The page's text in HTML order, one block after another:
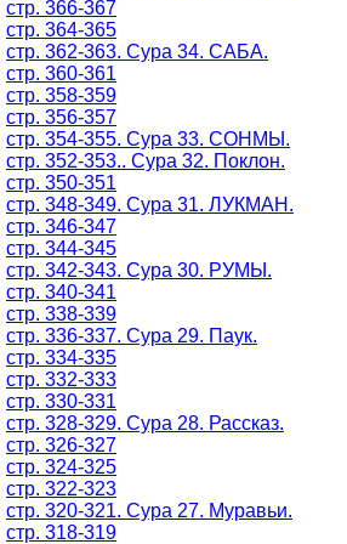
стр. 366-367
стр. 364-365
стр. 362-363. Сура 34. САБА.
стр. 360-361
стр. 358-359
стр. 356-357
стр. 354-355. Сура 33. СОНМЫ.
стр. 352-353.. Сура 32. Поклон.
стр. 350-351
стр. 348-349. Сура 31. ЛУКМАН.
стр. 346-347
стр. 344-345
стр. 342-343. Сура 30. РУМЫ.
стр. 340-341
стр. 338-339
стр. 336-337. Сура 29. Паук.
стр. 334-335
стр. 332-333
стр. 330-331
стр. 328-329. Сура 28. Рассказ.
стр. 326-327
стр. 324-325
стр. 322-323
стр. 320-321. Сура 27. Муравьи.
стр. 318-319